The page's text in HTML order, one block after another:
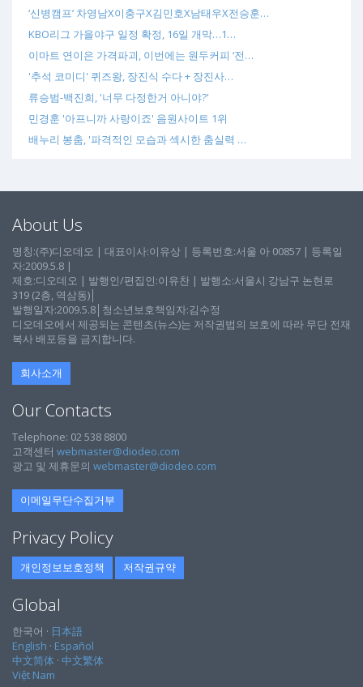
‘신병캠프’ 차영남X이충구X김민호X남태우X전승훈…
KBO리그 가을야구 일정 확정, 16일 개막…1…
이마트 연이은 가격파괴, 이번에는 원두커피 ‘전…
'추석 코미디' 퀴즈왕, 장진식 수다 + 장진사…
류승범-백진희, '너무 다정한거 아니야?'
민경훈 '아프니까 사랑이죠' 음원사이트 1위
배누리 봉춤, '파격적인 모습과 섹시한 춤실력 …
About Us
명칭:(주)디오데오 | 대표이사:이유상 | 등록번호:서울 아 00857 | 등록일
자:2009.5.8 |
제호:디오데오 | 발행인/편집인:이유찬 | 발행소:서울시 강남구 논현로
319 (2층, 역삼동)│
발행일자:2009.5.8│청소년보호책임자:김수정
디오데오에서 제공되는 콘텐츠(뉴스)는 저작권법의 보호에 따라 무단 전재
복사 배포등을 금지합니다.
회사소개
Our Contacts
Telephone: 02 538 8800
고객센터 webmaster@diodeo.com
광고 및 제휴문의 webmaster@diodeo.com
이메일무단수집거부
Privacy Policy
개인정보보호정책 저작권규약
Global
한국어 · 日本語
English · Español
中文简体 · 中文繁体
Việt Nam